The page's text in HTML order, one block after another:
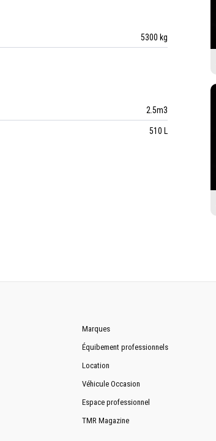
5300 kg
2.5m3
510 L
4085 mm
Marques
Équibement professionnels
Location
Véhicule Occasion
Espace professionnel
TMR Magazine